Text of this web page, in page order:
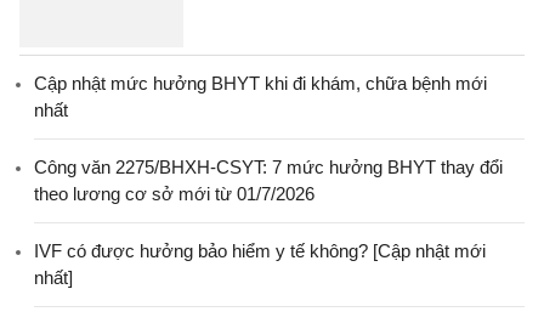
Cập nhật mức hưởng BHYT khi đi khám, chữa bệnh mới
nhất
Công văn 2275/BHXH-CSYT: 7 mức hưởng BHYT thay đổi
theo lương cơ sở mới từ 01/7/2026
IVF có được hưởng bảo hiểm y tế không? [Cập nhật mới
nhất]